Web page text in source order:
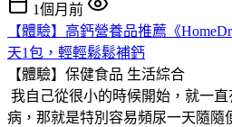
1個月前
【體驗】高鈣營養品推薦《
天1包，輕輕鬆鬆補鈣
【體驗】保健食品 生活綜合
我自己從很小的時候開始，就一
病，那就是特別容易頻尿一天隨隨